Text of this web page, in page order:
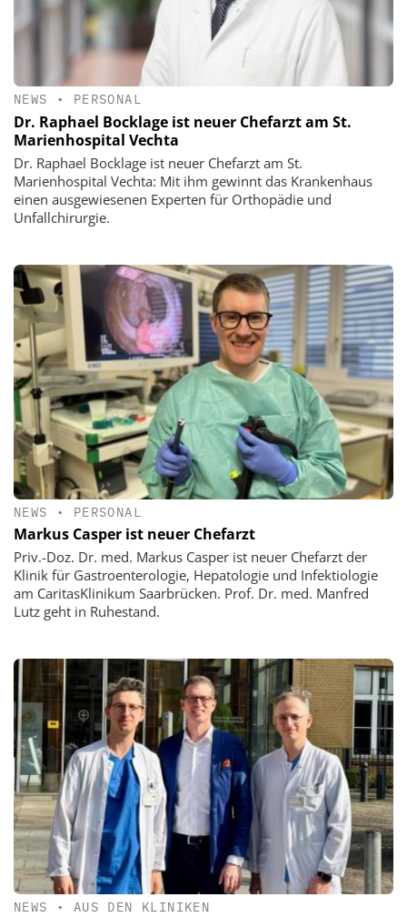
NEWS • PERSONAL
Dr. Raphael Bocklage ist neuer Chefarzt am St.
Marienhospital Vechta
Dr. Raphael Bocklage ist neuer Chefarzt am St.
Marienhospital Vechta: Mit ihm gewinnt das Krankenhaus
einen ausgewiesenen Experten für Orthopädie und
Unfallchirurgie.
NEWS • PERSONAL
Markus Casper ist neuer Chefarzt
Priv.-Doz. Dr. med. Markus Casper ist neuer Chefarzt der
Klinik für Gastroenterologie, Hepatologie und Infektiologie
am CaritasKlinikum Saarbrücken. Prof. Dr. med. Manfred
Lutz geht in Ruhestand.
NEWS • AUS DEN KLINIKEN